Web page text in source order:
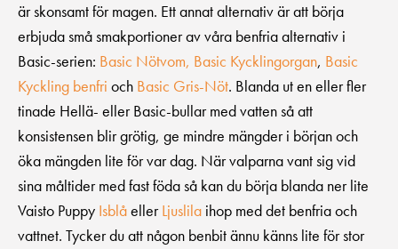
är skonsamt för magen. Ett annat alternativ är att börja
erbjuda små smakportioner av våra benfria alternativ i
Basic-serien: Basic Nötvom, Basic Kycklingorgan, Basic
Kyckling benfri och Basic Gris-Nöt. Blanda ut en eller fler
tinade Hellä- eller Basic-bullar med vatten så att
konsistensen blir grötig, ge mindre mängder i början och
öka mängden lite för var dag. När valparna vant sig vid
sina måltider med fast föda så kan du börja blanda ner lite
Vaisto Puppy IsblåellerLjuslila ihop med det benfria och
vattnet. Tycker du att någon benbit ännu känns lite för stor